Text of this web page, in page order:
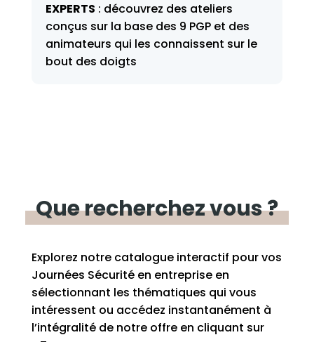
EXPERTS : découvrez des ateliers
conçus sur la base des 9 PGP et des
animateurs qui les connaissent sur le
bout des doigts
Querecherchezvous ?
Explorez notre catalogue interactif pour vos
Journées Sécurité en entreprise en
sélectionnant les thématiques qui vous
intéressent ou accédez instantanément à
l’intégralité de notre offre en cliquant sur